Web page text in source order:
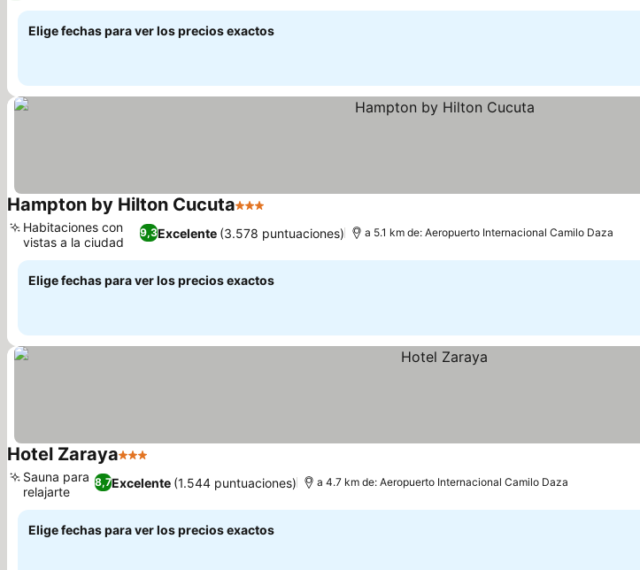
Elige fechas para ver los precios exactos
Hampton by Hilton Cucuta3 Estrellas
9,3Excelente (3.578 puntuaciones)
Habitaciones con
vistas a la ciudad
a 5.1 km de: Aeropuerto Internacional Camilo Daza
Elige fechas para ver los precios exactos
Hotel Zaraya3 Estrellas
8,7Excelente (1.544 puntuaciones)
Sauna para
relajarte
a 4.7 km de: Aeropuerto Internacional Camilo Daza
Elige fechas para ver los precios exactos